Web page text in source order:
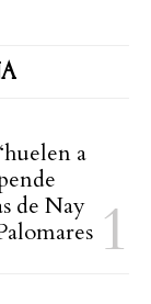
a
de Nay